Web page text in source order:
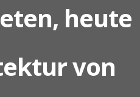
heute
von